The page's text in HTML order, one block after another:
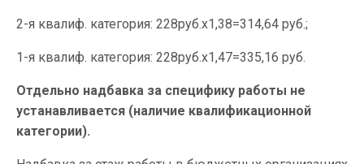
2-я квалиф. категория: 228руб.х1,38=314,64 руб.;
1-я квалиф. категория: 228руб.х1,47=335,16 руб.
Отдельно надбавка за специфику работы не
устанавливается (наличие квалификационной
категории).